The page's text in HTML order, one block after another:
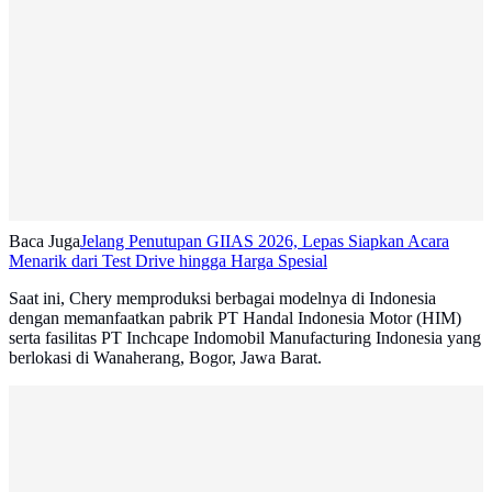
Baca JugaJelang Penutupan GIIAS 2026, Lepas Siapkan Acara
Menarik dari Test Drive hingga Harga Spesial
Saat ini, Chery memproduksi berbagai modelnya di Indonesia
dengan memanfaatkan pabrik PT Handal Indonesia Motor (HIM)
serta fasilitas PT Inchcape Indomobil Manufacturing Indonesia yang
berlokasi di Wanaherang, Bogor, Jawa Barat.